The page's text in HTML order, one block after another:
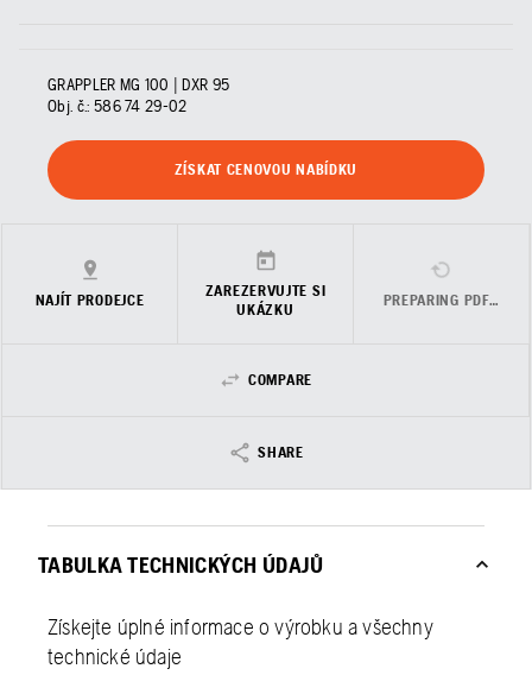
GRAPPLER MG 100 | DXR 95
Obj. č.: 586 74 29‑02
ZÍSKAT CENOVOU NABÍDKU
NAJÍT PRODEJCE
ZAREZERVUJTE SI
UKÁZKU
PREPARING PDF…
COMPARE
SHARE
TABULKA TECHNICKÝCH ÚDAJŮ
Získejte úplné informace o výrobku a všechny
technické údaje